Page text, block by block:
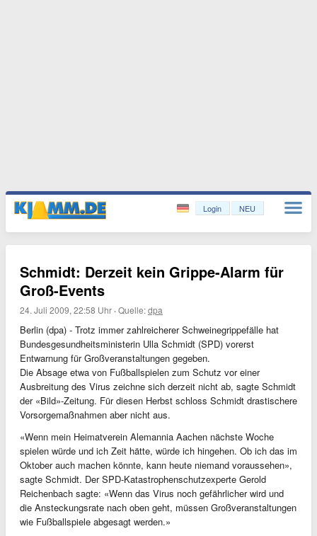
Login NEU
Schmidt: Derzeit kein Grippe-Alarm für
Groß-Events
24. Juli 2009, 22:58 Uhr ·Quelle:dpa
Berlin (dpa) - Trotz immer zahlreicherer Schweinegrippefälle hat
Bundesgesundheitsministerin Ulla Schmidt (SPD) vorerst
Entwarnung für Großveranstaltungen gegeben.
Die Absage etwa von Fußballspielen zum Schutz vor einer
Ausbreitung des Virus zeichne sich derzeit nicht ab, sagte Schmidt
der «Bild»-Zeitung. Für diesen Herbst schloss Schmidt drastischere
Vorsorgemaßnahmen aber nicht aus.
«Wenn mein Heimatverein Alemannia Aachen nächste Woche
spielen würde und ich Zeit hätte, würde ich hingehen. Ob ich das im
Oktober auch machen könnte, kann heute niemand voraussehen»,
sagte Schmidt. Der SPD-Katastrophenschutzexperte Gerold
Reichenbach sagte: «Wenn das Virus noch gefährlicher wird und
die Ansteckungsrate nach oben geht, müssen Großveranstaltungen
wie Fußballspiele abgesagt werden.»